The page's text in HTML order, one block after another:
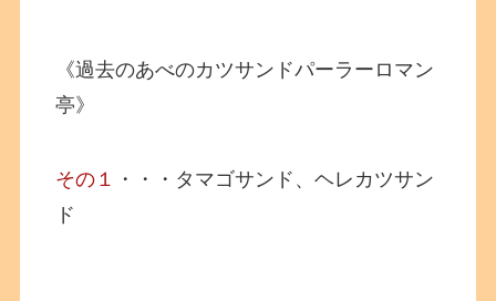
《過去のあべのカツサンドパーラーロマン
亭》
その１ ・・・タマゴサンド、ヘレカツサン
ド